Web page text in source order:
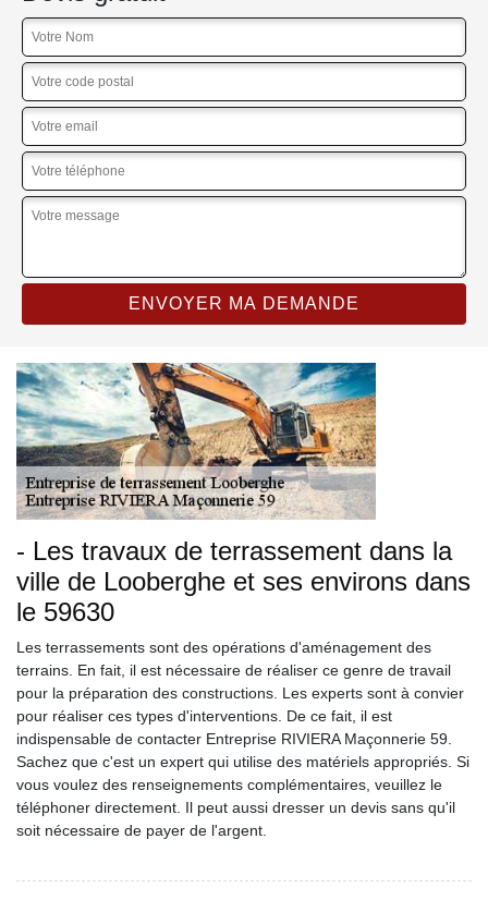
- Les travaux de terrassement dans la
ville de Looberghe et ses environs dans
le 59630
Les terrassements sont des opérations d'aménagement des
terrains. En fait, il est nécessaire de réaliser ce genre de travail
pour la préparation des constructions. Les experts sont à convier
pour réaliser ces types d'interventions. De ce fait, il est
indispensable de contacter Entreprise RIVIERA Maçonnerie 59.
Sachez que c'est un expert qui utilise des matériels appropriés. Si
vous voulez des renseignements complémentaires, veuillez le
téléphoner directement. Il peut aussi dresser un devis sans qu'il
soit nécessaire de payer de l'argent.